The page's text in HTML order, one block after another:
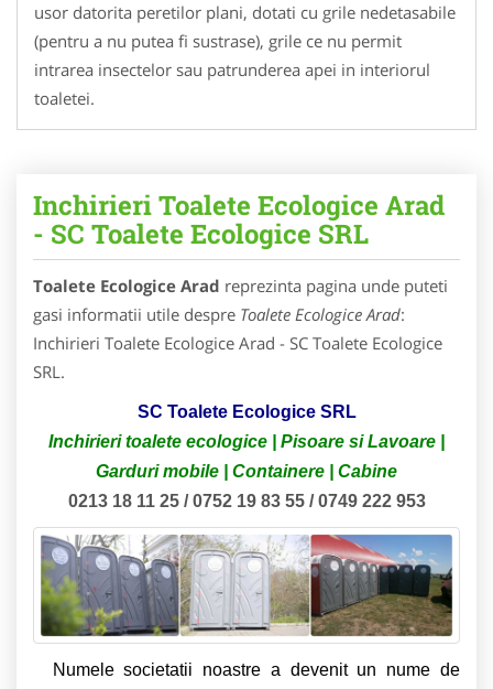
usor datorita peretilor plani, dotati cu grile nedetasabile
(pentru a nu putea fi sustrase), grile ce nu permit
intrarea insectelor sau patrunderea apei in interiorul
toaletei.
Inchirieri Toalete Ecologice Arad
- SC Toalete Ecologice SRL
Toalete Ecologice Arad reprezinta pagina unde puteti
gasi informatii utile despre Toalete Ecologice Arad:
Inchirieri Toalete Ecologice Arad - SC Toalete Ecologice
SRL.
SC Toalete Ecologice SRL
Inchirieri toalete ecologice | Pisoare si Lavoare |
Garduri mobile | Containere | Cabine
0213 18 11 25 / 0752 19 83 55 / 0749 222 953
Numele societatii noastre a devenit un nume de